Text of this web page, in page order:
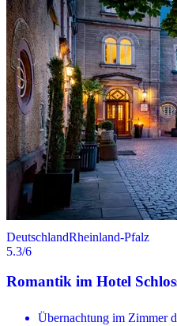
DeutschlandRheinland-Pfalz
5.3/6
Romantik im Hotel
Übernachtung im Zimmer